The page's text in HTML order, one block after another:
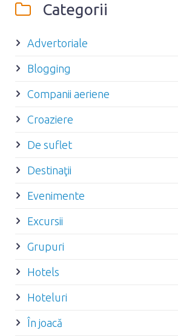
Categorii
Advertoriale
Blogging
Companii aeriene
Croaziere
De suflet
Destinaţii
Evenimente
Excursii
Grupuri
Hotels
Hoteluri
În joacă